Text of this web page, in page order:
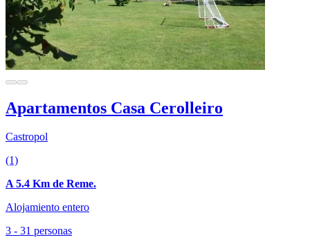
Apartamentos Casa Cerolleiro
Castropol
(1)
A 5.4 Km de Reme.
Alojamiento entero
3 - 31 personas